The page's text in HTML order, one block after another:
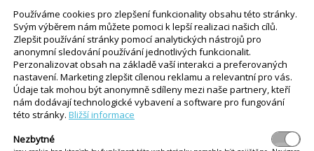
salonek pro zhruba 20 osob, který naši
pokud má někdo zájem o větší akci, jako např.
tak, že se pro uzavřenou společnost zavře celý
60 až 70 lidí.
budoucna? Máte nějaké plány, nebo se
Používáme cookies pro zlepšení funkcionality obsahu této stránky.
Svým výběrem nám můžete pomoci k lepší realizaci našich cílů.
Zlepšit používání stránky pomocí analytických nástrojů pro
anonymní sledování používání jednotlivých funkcionalit.
Perzonalizovat obsah na základě vaší interakci a preferovaných
nastavení. Marketing zlepšit cílenou reklamu a relevantní pro vás.
Údaje tak mohou být anonymně sdíleny mezi naše partnery, kteří
nám dodávají technologické vybavení a software pro fungování
této stránky. Bližší informace
Nezbytné